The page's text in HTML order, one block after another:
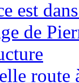
est
de
route